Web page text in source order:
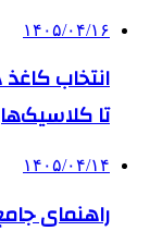
۱۴۰۵/۰۴/۱۶
تا
۱۴۰۵/۰۴/۱۴
راهنمای